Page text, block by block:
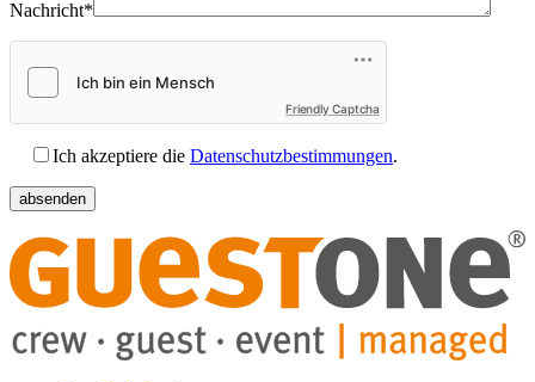
Nachricht*
Friendly Captcha
Ich akzeptiere die Datenschutzbestimmungen.